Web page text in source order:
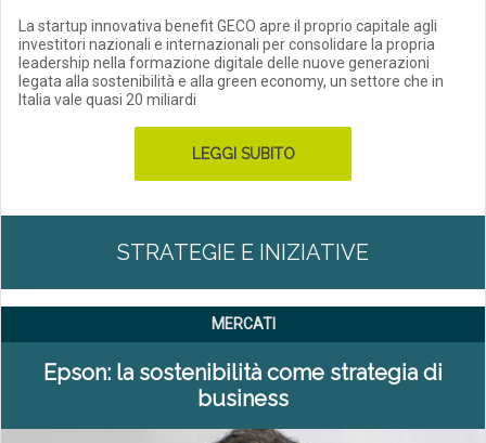
La startup innovativa benefit GECO apre il proprio capitale agli
investitori nazionali e internazionali per consolidare la propria
leadership nella formazione digitale delle nuove generazioni
legata alla sostenibilità e alla green economy, un settore che in
Italia vale quasi 20 miliardi
LEGGI SUBITO
STRATEGIE E INIZIATIVE
MERCATI
Epson: la sostenibilità come strategia di
business